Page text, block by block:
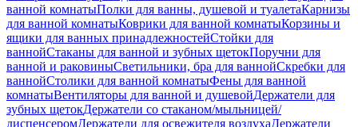
ванной комнатыПолки для ванны, душевой и туалетаКарнизы
для ванной комнатыКоврики для ванной комнатыКорзины и
ящики для ванных принадлежностейСтойки для
ваннойСтаканы для ванной и зубных щетокПоручни для
ванной и раковиныСветильники, бра для ваннойСкребки для
ваннойСтолики для ванной комнатыФены для ванной
комнатыВентиляторы для ванной и душевойДержатели для
зубных щетокДержатели со стаканом/мыльницей/
диспенсеромДержатели для освежителя воздухаДержатели